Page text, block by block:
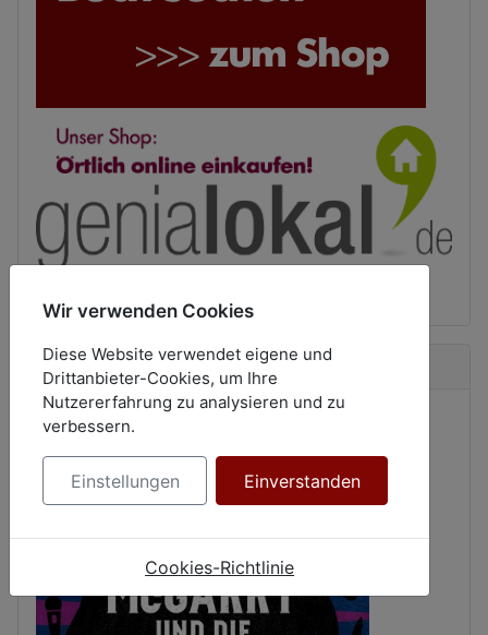
Neue Bücher
Wir verwenden Cookies
Diese Website verwendet eigene und
Drittanbieter-Cookies, um Ihre
Nutzererfahrung zu analysieren und zu
verbessern.
Einstellungen Einverstanden
Cookies-Richtlinie